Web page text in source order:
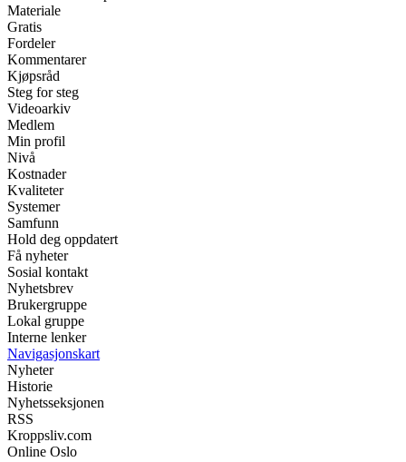
Materiale
Gratis
Fordeler
Kommentarer
Kjøpsråd
Steg for steg
Videoarkiv
Medlem
Min profil
Nivå
Kostnader
Kvaliteter
Systemer
Samfunn
Hold deg oppdatert
Få nyheter
Sosial kontakt
Nyhetsbrev
Brukergruppe
Lokal gruppe
Interne lenker
Navigasjonskart
Nyheter
Historie
Nyhetsseksjonen
RSS
Kroppsliv.com
Online Oslo